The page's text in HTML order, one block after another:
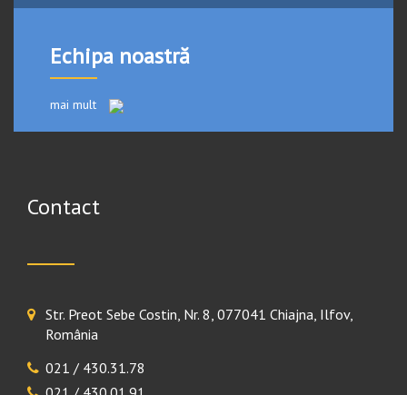
Echipa noastră
mai mult
Contact
Str. Preot Sebe Costin, Nr. 8, 077041 Chiajna, Ilfov,
România
021 / 430.31.78